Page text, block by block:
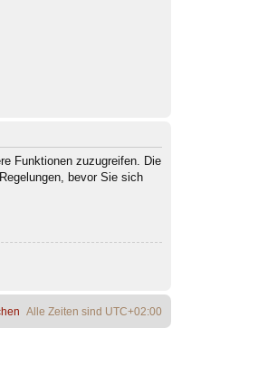
Funktionen zuzugreifen. Die
bevor Sie sich
Alle Zeiten sind UTC+02:00